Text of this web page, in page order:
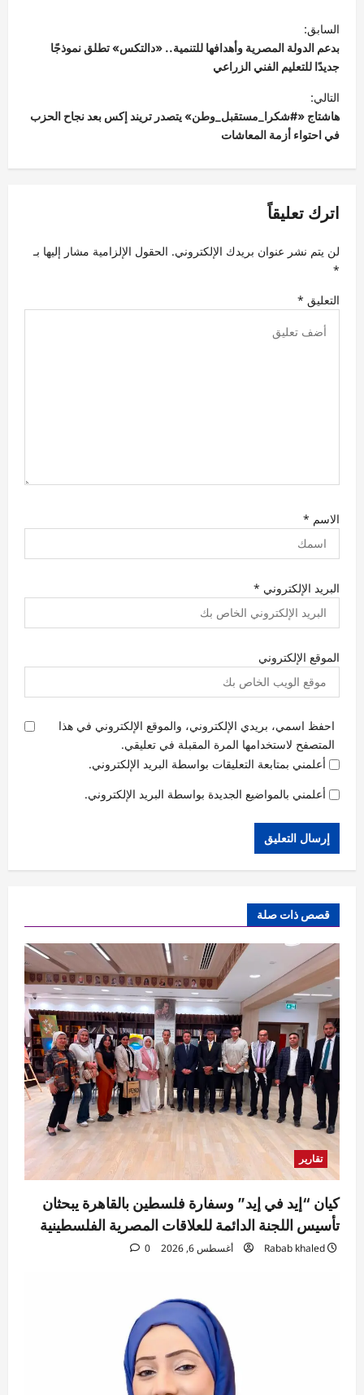
ص
فّ
ح
ا
ل
م
ا
ل
ا
ت
السابق:
بدعم الدولة المصرية وأهدافها للتنمية.. «دالتكس» تطلق نموذجًا
جديدًا للتعليم الفني الزراعي
التالي:
هاشتاج «#شكرا_مستقبل_وطن» يتصدر تريند إكس بعد نجاح الحزب
في احتواء أزمة المعاشات
اترك تعليقاً
لن يتم نشر عنوان بريدك الإلكتروني. الحقول الإلزامية مشار إليها بـ
*
التعليق *
الاسم *
البريد الإلكتروني *
الموقع الإلكتروني
احفظ اسمي، بريدي الإلكتروني، والموقع الإلكتروني في هذا
المتصفح لاستخدامها المرة المقبلة في تعليقي.
أعلمني بمتابعة التعليقات بواسطة البريد الإلكتروني.
أعلمني بالمواضيع الجديدة بواسطة البريد الإلكتروني.
قصص ذات صلة
تقارير
كيان “إيد في إيد” وسفارة فلسطين بالقاهرة يبحثان
تأسيس اللجنة الدائمة للعلاقات المصرية الفلسطينية
Rabab khaled أغسطس 6, 2026 0